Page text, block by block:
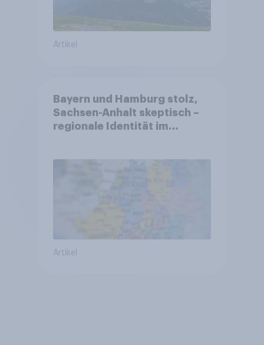
Artikel
Bayern und Hamburg stolz,
Sachsen-Anhalt skeptisch –
regionale Identität im
Artikel